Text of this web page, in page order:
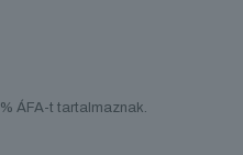
ÁFA-t tartalmaznak.